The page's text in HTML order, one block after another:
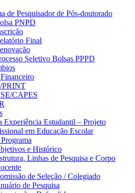
de Pesquisador de Pós-doutorado
PNPD
Final
Seletivo Bolsas PPPD
PRINT
CAPES
Experiência Estudantil – Projeto
em Educação Escolar
e Histórico
Linhas de Pesquisa e Corpo
de Seleção / Colegiado
de Pesquisa